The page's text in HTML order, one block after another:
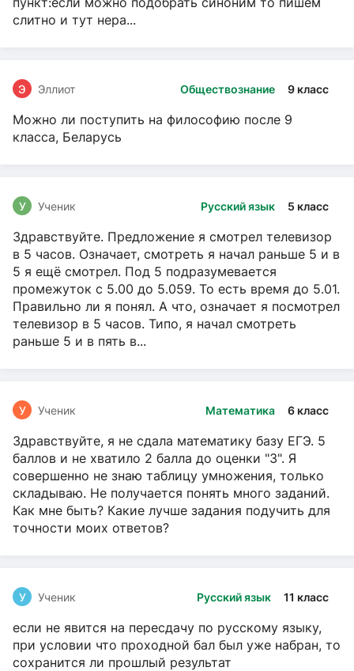
слитно и тут нера...
Обществознание 9 класс
Э Эллиот
Можно ли поступить на философию после 9
класса, Беларусь
Русский язык 5 класс
У Ученик
Здравствуйте. Предложение я смотрел телевизор
в 5 часов. Означает, смотреть я начал раньше 5 и в
5 я ещё смотрел. Под 5 подразумевается
промежуток с 5.00 до 5.059. То есть время до 5.01.
Правильно ли я понял. А что, означает я посмотрел
телевизор в 5 часов. Типо, я начал смотреть
раньше 5 и в пять в...
Математика 6 класс
У Ученик
Здравствуйте, я не сдала математику базу ЕГЭ. 5
баллов и не хватило 2 балла до оценки "3". Я
совершенно не знаю таблицу умножения, только
складываю. Не получается понять много заданий.
Как мне быть? Какие лучше задания подучить для
точности моих ответов?
Русский язык 11 класс
У Ученик
если не явится на пересдачу по русскому языку,
при условии что проходной бал был уже набран, то
сохранится ли прошлый результат